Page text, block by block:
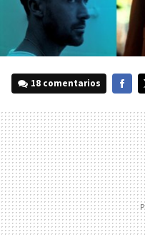
18 comentarios